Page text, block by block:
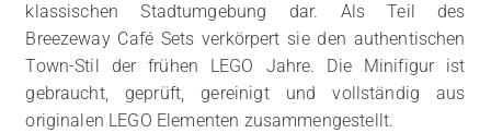
klassischen Stadtumgebung dar. Als Teil des
Breezeway Café Sets verkörpert sie den authentischen
Town-Stil der frühen LEGO Jahre. Die Minifigur ist
gebraucht, geprüft, gereinigt und vollständig aus
originalen LEGO Elementen zusammengestellt.